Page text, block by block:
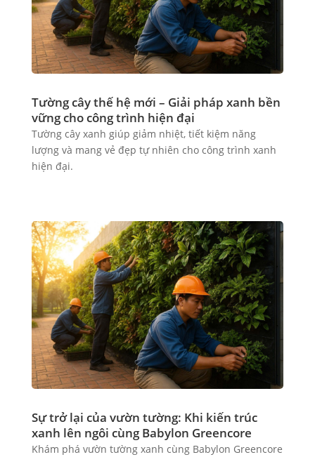
Tường cây thế hệ mới – Giải pháp xanh bền
vững cho công trình hiện đại
Tường cây xanh giúp giảm nhiệt, tiết kiệm năng
lượng và mang vẻ đẹp tự nhiên cho công trình xanh
hiện đại.
Sự trở lại của vườn tường: Khi kiến trúc
xanh lên ngôi cùng Babylon Greencore
Khám phá vườn tường xanh cùng Babylon Greencore